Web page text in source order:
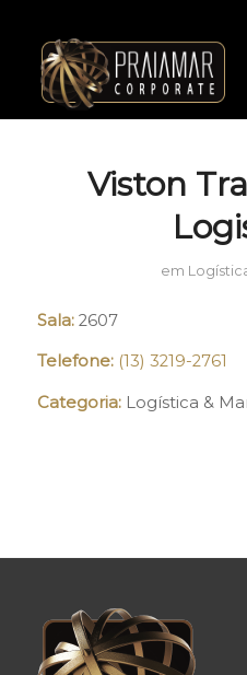
Viston
em
Sala: 2607
Telefone: (13) 3219-2761
Categoria: Logística &